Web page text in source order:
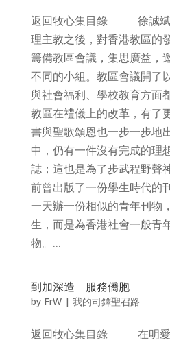
返回牧心集目錄 徐誠斌
理主教之後，對香港教區的
籌備教區會議，集思廣益，
不同的小組。教區會議開了
與社會福利、學校教育方面
教區在禮儀上的改革，有了
書與聖歌頌恩也一步一步
中，仍有一件沒有完成的理
誌；這也是為了步武程野聲
前曾出版了一份學生時代的
一天辦一份相似的青年刊物
生，而是為香港社會一般青
物。...
到加深造 服務僑胞
by FrW| 我的司鐸聖召路
返回牧心集目錄 在明愛